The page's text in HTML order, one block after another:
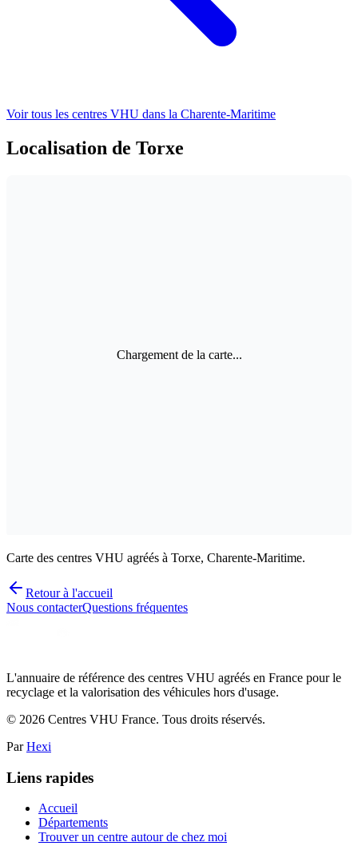
Voir tous les centres VHU dans la Charente-Maritime
Localisation de Torxe
Chargement de la carte...
Carte des centres VHU agréés à Torxe, Charente-Maritime.
Retour à l'accueil
Nous contacterQuestions fréquentes
L'annuaire de référence des centres VHU agréés en France pour le
recyclage et la valorisation des véhicules hors d'usage.
© 2026 Centres VHU France. Tous droits réservés.
Par Hexi
Liens rapides
Accueil
Départements
Trouver un centre autour de chez moi